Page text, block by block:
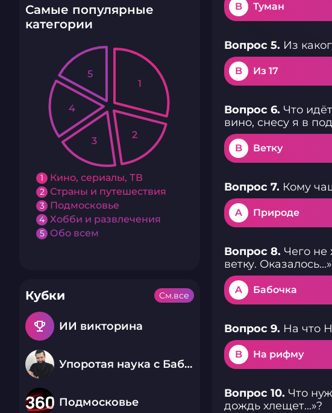
Самые популярные
категории
1 Кино, сериалы, ТВ
2 Страны и путешествия
3 Подмосковье
4 Хобби и развлечения
5 Обо всем
1
2
3
4
5
Кубки
emoji_events ИИ викторина
Упоротая наука с Бабаем Лютым
Подмосковье
См.все
B Туман
Вопрос 5. Из
B Из 17
Вопрос 6. Что
вино, снесу я в
B Ветку
Вопрос 7. Кому
A Природе
Вопрос 8. Чего не
ветку.
A Бабочка
Вопрос 9. На что
B На рифму
Вопрос 10. Что
дождь хлещет...»?